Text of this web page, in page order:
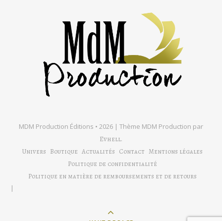
MDM Production Éditions • 2026 | Thème MDM Production par
Evhell.
Univers Boutique Actualités Contact Mentions légales
Politique de confidentialité
Politique en matière de remboursements et de retours